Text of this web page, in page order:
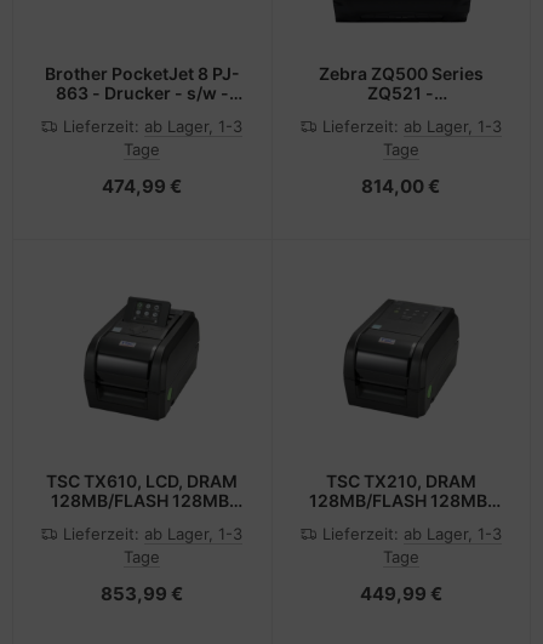
Brother PocketJet 8 PJ-
863 - Drucker - s/w -
Lieferzeit: ab Lager, 1-3
Tage
474,99 €
Zebra ZQ500 Series
ZQ521 -
Thermodirekt - Rolle
(11,3 cm)
Lieferzeit: ab Lager, 1-3
Tage
814,00 €
TSC TX610, LCD, DRAM
128MB/FLASH 128MB,
ETHERNET+ USB HOST+
RTC+ BUZZER, WiFi
Etiketten-/Labeldrucker
Lieferzeit: ab Lager, 1-3
Tage
853,99 €
TSC TX210, DRAM
128MB/FLASH 128MB,
ETHERNET+ USB HOST+
RTC+ BUZZER, WiFi
Etiketten-/Labeldrucker
Lieferzeit: ab Lager, 1-3
Tage
449,99 €